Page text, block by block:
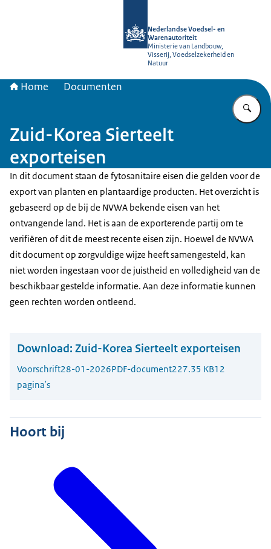
Nederlandse Voedsel- en
Warenautoriteit
Ministerie van Landbouw,
Visserij, Voedselzekerheid en
Natuur
Home Documenten
Zuid-Korea Sierteelt
exporteisen
In dit document staan de fytosanitaire eisen die gelden voor de
export van planten en plantaardige producten. Het overzicht is
gebaseerd op de bij de NVWA bekende eisen van het
ontvangende land. Het is aan de exporterende partij om te
verifiëren of dit de meest recente eisen zijn. Hoewel de NVWA
dit document op zorgvuldige wijze heeft samengesteld, kan
niet worden ingestaan voor de juistheid en volledigheid van de
beschikbaar gestelde informatie. Aan deze informatie kunnen
geen rechten worden ontleend.
Download: Zuid-Korea Sierteelt exporteisen
Voorschrift28-01-2026PDF-document227.35 KB12
pagina's
Hoort bij